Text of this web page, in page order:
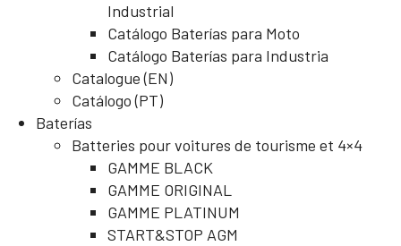
Industrial
Catálogo Baterías para Moto
Catálogo Baterías para Industria
Catalogue (EN)
Catálogo (PT)
Baterías
Batteries pour voitures de tourisme et 4×4
GAMME BLACK
GAMME ORIGINAL
GAMME PLATINUM
START&STOP AGM